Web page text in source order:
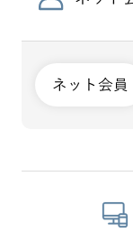
ネット会員